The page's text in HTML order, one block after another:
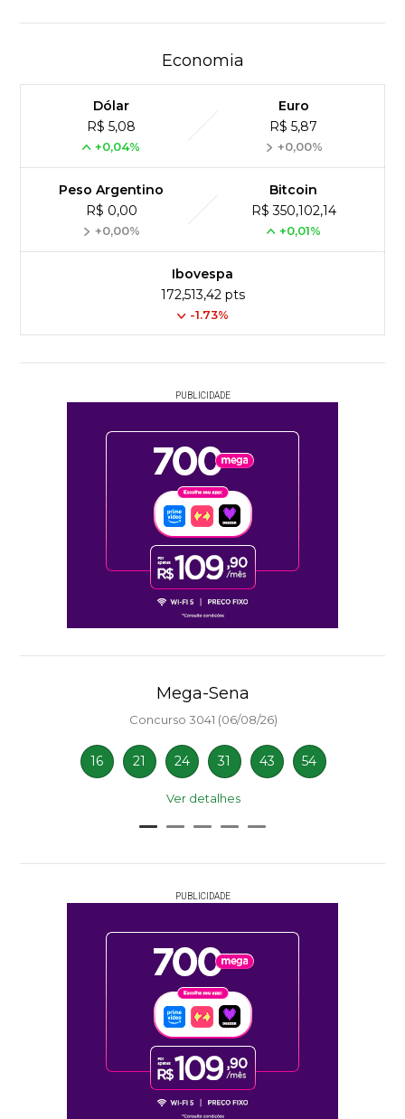
Economia
Dólar
R$ 5,08
+0,04%
Euro
R$ 5,87
+0,00%
Peso Argentino
R$ 0,00
+0,00%
Bitcoin
R$ 350,102,14
+0,01%
Ibovespa
172,513,42 pts
-1.73%
PUBLICIDADE
Mega-Sena
Concurso 3041 (06/08/26)
16 21 24 31 43 54
Ver detalhes
PUBLICIDADE